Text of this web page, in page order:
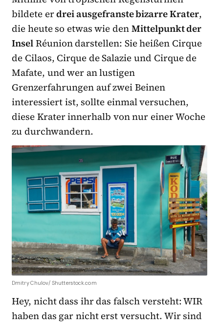
bildete erdrei ausgefranste bizarre Krater,
die heute so etwas wie denMittelpunkt der
InselRéunion darstellen: Sie heißen Cirque
de Cilaos, Cirque de Salazie und Cirque de
Mafate, und wer an lustigen
Grenzerfahrungen auf zwei Beinen
interessiert ist, sollte einmal versuchen,
diese Krater innerhalb von nur einer Woche
zu durchwandern.
Dmitry Chulov/ Shutterstock.com
Hey, nicht dass ihr das falsch versteht: WIR
haben das gar nicht erst versucht. Wir sind